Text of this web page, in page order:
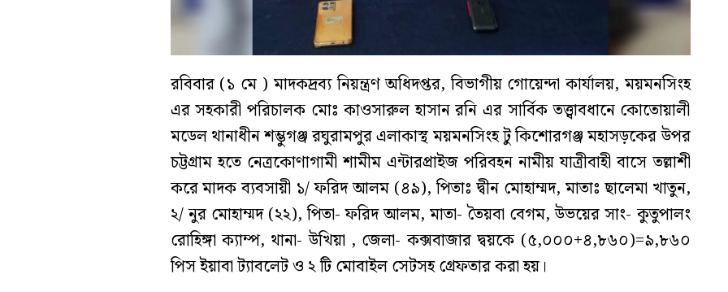
রবিবার (১ মে ) মাদকদ্রব্য নিয়ন্ত্রণ অধিদপ্তর, বিভাগীয় গোয়েন্দা কার্যালয়, ময়মনসিংহ
এর সহকারী পরিচালক মোঃ কাওসারুল হাসান রনি এর সার্বিক তত্ত্বাবধানে কোতোয়ালী
মডেল থানাধীন শম্ভুগঞ্জ রঘুরামপুর এলাকাস্থ ময়মনসিংহ টু কিশোরগঞ্জ মহাসড়কের উপর
চট্টগ্রাম হতে নেত্রকোণাগামী শামীম এন্টারপ্রাইজ পরিবহন নামীয় যাত্রীবাহী বাসে তল্লাশী
করে মাদক ব্যবসায়ী ১/ ফরিদ আলম (৪৯), পিতাঃ দ্বীন মোহাম্মদ, মাতাঃ ছালেমা খাতুন,
২/ নুর মোহাম্মদ (২২), পিতা- ফরিদ আলম, মাতা- তৈয়বা বেগম, উভয়ের সাং- কুতুপালং
রোহিঙ্গা ক্যাম্প, থানা- উখিয়া , জেলা- কক্সবাজার দ্বয়কে (৫,০০০+৪,৮৬০)=৯,৮৬০
পিস ইয়াবা ট্যাবলেট ও ২ টি মোবাইল সেটসহ গ্রেফতার করা হয়।